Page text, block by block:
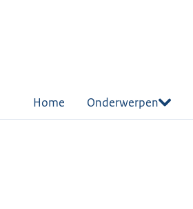
Home Onderwerpen